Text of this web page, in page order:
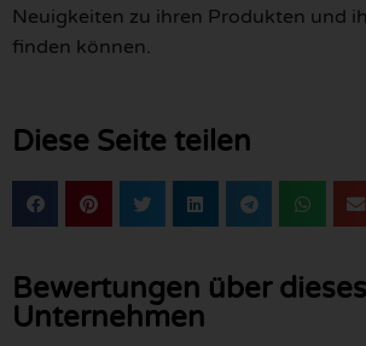
Neuigkeiten zu ihren Produkten und
finden können.
Diese Seite teilen
Bewertungen über dieses
Unternehmen